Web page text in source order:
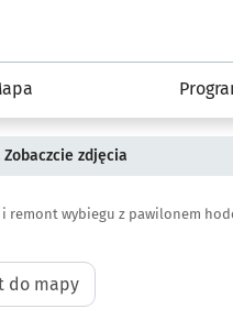
zdjęcia
i remont wybiegu z pawilonem
do mapy